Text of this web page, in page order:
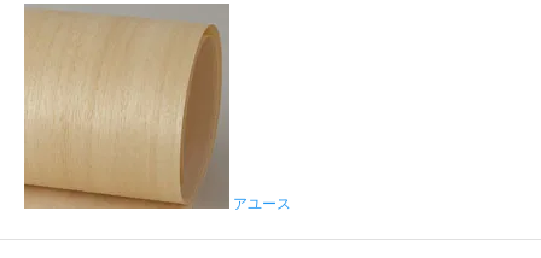
アユース